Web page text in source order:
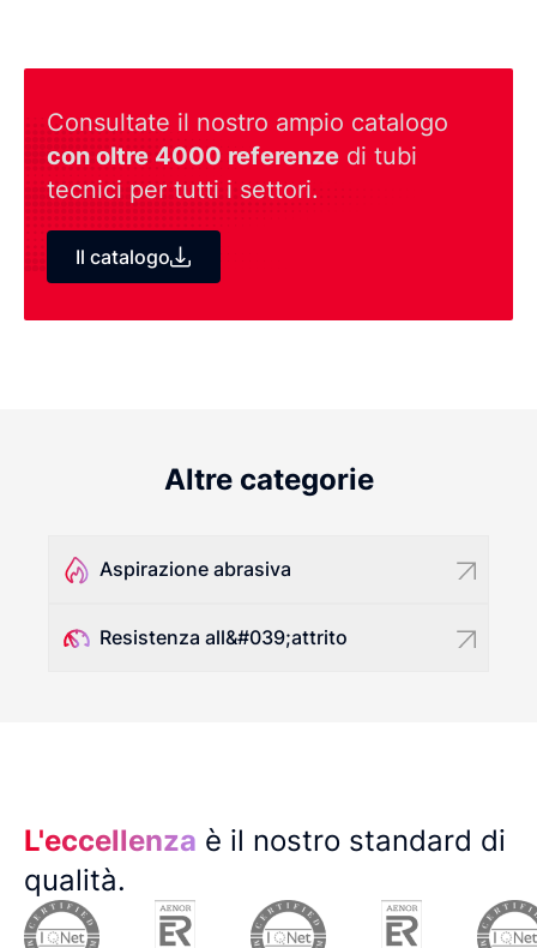
Consultate il nostro ampio catalogo
con oltre 4000 referenze di tubi
tecnici per tutti i settori.
Il catalogo
Altre categorie
Aspirazione abrasiva
Resistenza all&#039;attrito
L'eccellenza è il nostro standard di
qualità.